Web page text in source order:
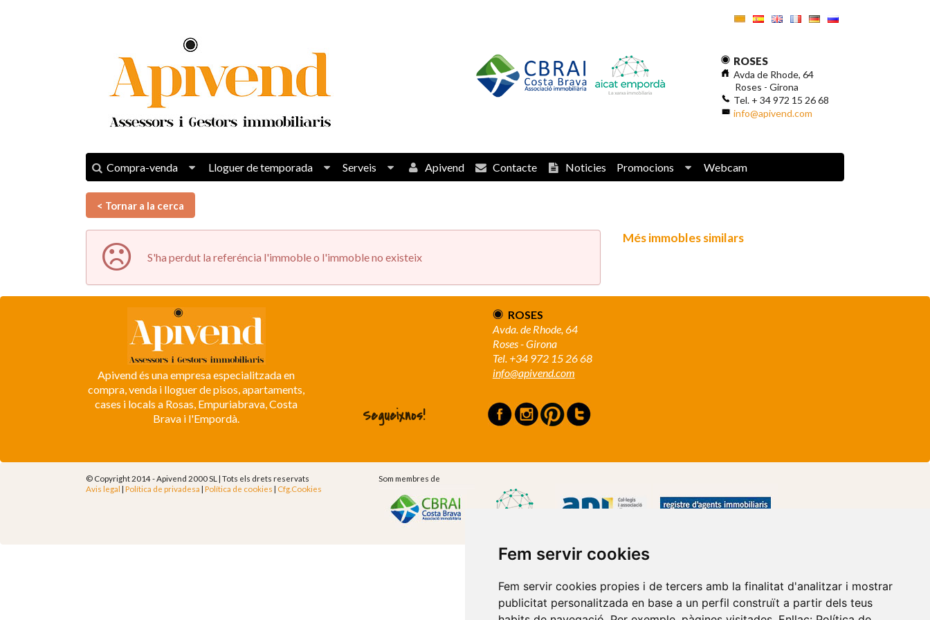
Fem servir cookies
Fem servir cookies propies i de tercers amb la finalitat d'analitzar i mostrar
publicitat personalitzada en base a un perfil construït a partir dels teus
ROSES
Avda de Rhode, 64
Roses - Girona
Tel. + 34 972 15 26 68
info@apivend.com
Compra-venda Lloguer de temporada Serveis Apivend Contacte Noticies Promocions Webcam
< Tornar a la cerca
S'ha perdut la referéncia l'immoble o l'immoble no existeix
Més immobles similars
Apivend és una empresa especialitzada en
compra, venda i lloguer de pisos, apartaments,
cases i locals a Rosas, Empuriabrava, Costa
Brava i l'Empordà.
ROSES
Avda. de Rhode, 64
Roses - Girona
Tel. +34 972 15 26 68
info@apivend.com
Segueixnos!
© Copyright 2014 - Apivend 2000 SL | Tots els drets reservats
Avis legal | Política de privadesa | Política de cookies | Cfg.Cookies
Som membres de